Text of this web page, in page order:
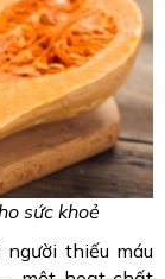
sức khoẻ
thiếu máu